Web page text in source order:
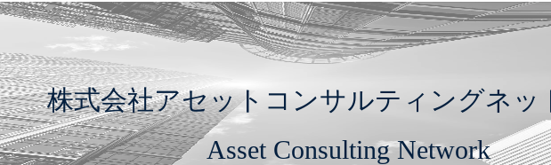
Asset Consulting Network
株式会社アセットコンサルティングネッ